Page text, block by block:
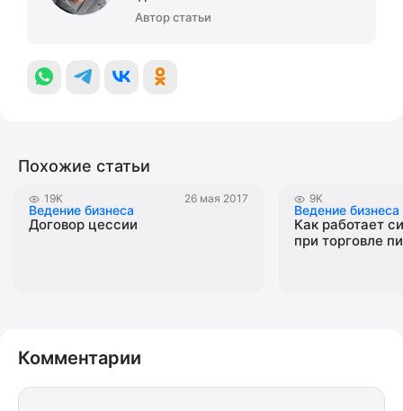
Автор статьи
Похожие статьи
19K 26 мая 2017
Ведение бизнеса
Договор цессии
9K
Ведение бизнеса
Как работает
при торговле
Комментарии